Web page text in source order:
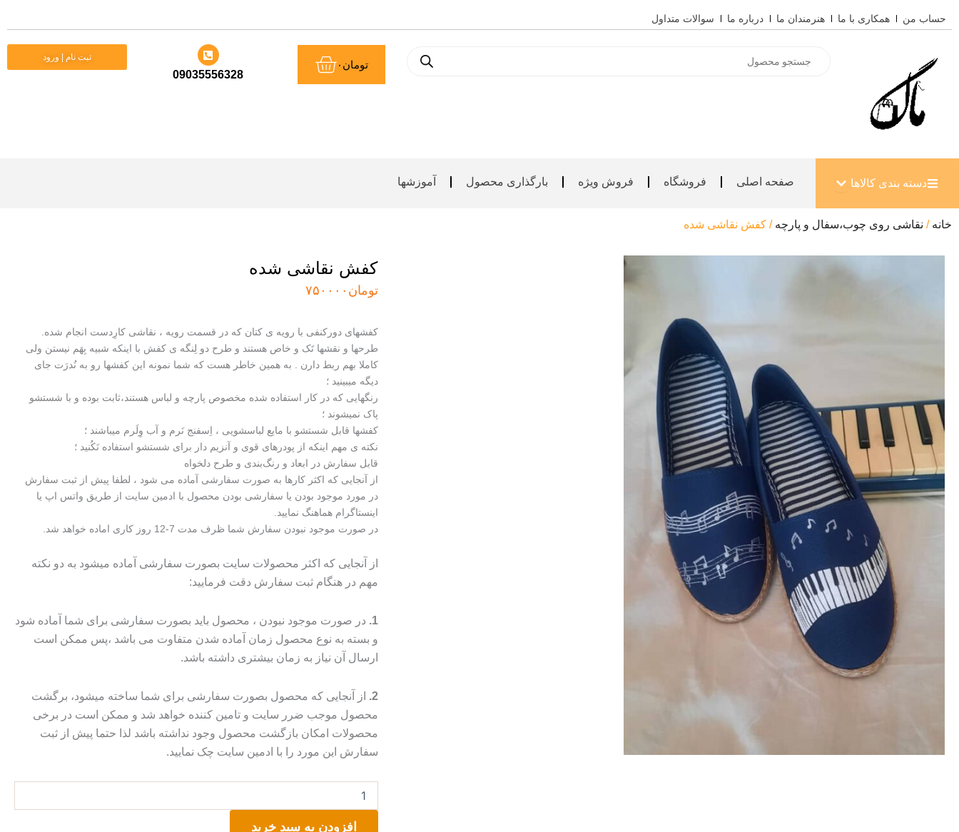
به
حساب من همکاری با ما هنرمندان ما درباره ما سوالات متداول
search
تومان ۰سبد
خرید
09035556328
ثبت نام | ورود
دسته بندی کالاها باز کردن دسته بندی کالاها
صفحه اصلی فروشگاه فروش ویژه بارگذاری محصول آموزشها
خانه / نقاشی روی چوب،سفال و پارچه / کفش نقاشی شده
کفش نقاشی شده
تومان ۷۵۰۰۰۰
کفشهای دورکنفی با رویه ی کتان که در قسمت رویه ، نقاشی کارِدست انجام شده.
طرحها و نقشها تَک و خاص هستند و طرح دو لِنگه ی کفش با اینکه شبیه بِهَم نیستن ولی
کاملا بهم ربط دارن . به همین خاطر هست که شما نمونه این کفشها رو به نُدرَت جای
دیگه میبینید ؛
رنگهایی که در کار استفاده شده مخصوص پارچه و لباس هستند،ثابت بوده و با شستشو
پاک نمیشوند ؛
کفشها قابل شستشو با مایع لباسشویی ، اِسفنج نَرم و آب وِلَرم میباشند ؛
نکته ی مهم اینکه از پودرهای قوی و آنزیم دار برای شستشو استفاده نَکُنید ؛
قابل سفارش در ابعاد و رنگ‌بندی و طرح دلخواه
از آنجایی که اکثر کارها به صورت سفارشی آماده می شود ، لطفا پیش از ثبت سفارش
در مورد موجود بودن یا سفارشی بودن محصول با ادمین سایت از طریق واتس اپ یا
اینستاگرام هماهنگ نمایید.
در صورت موجود نبودن سفارش شما ظرف مدت 7-12 روز کاری اماده خواهد شد.
از آنجایی که اکثر محصولات سایت بصورت سفارشی آماده میشود به دو نکته
مهم در هنگام ثبت سفارش دقت فرمایید:
1. در صورت موجود نبودن ، محصول باید بصورت سفارشی برای شما آماده شود
و بسته به نوع محصول زمان آماده شدن متفاوت می باشد ،پس ممکن است
ارسال آن نیاز به زمان بیشتری داشته باشد.
2.
از آنجایی که محصول بصورت سفارشی برای شما ساخته میشود، برگشت
محصول موجب ضرر سایت و تامین کننده خواهد شد و ممکن است در برخی
محصولات امکان بازگشت محصول وجود نداشته باشد لذا حتما پیش از ثبت
سفارش این مورد را با ادمین سایت چک نمایید.
نقاشی
افزودن به سبد خرید